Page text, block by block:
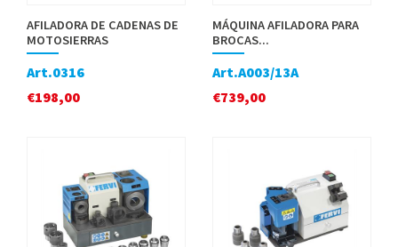
AFILADORA DE CADENAS DE
MOTOSIERRAS
Art.0316
€198,00
MÁQUINA AFILADORA PARA
BROCAS...
Art.A003/13A
€739,00